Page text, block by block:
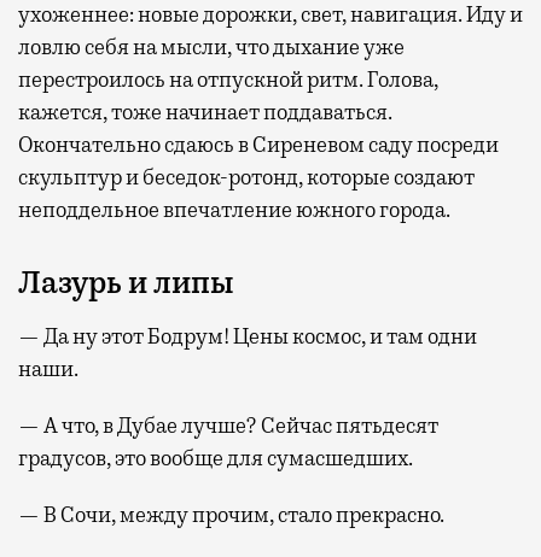
ухоженнее: новые дорожки, свет, навигация. Иду и
ловлю себя на мысли, что дыхание уже
перестроилось на отпускной ритм. Голова,
кажется, тоже начинает поддаваться.
Окончательно сдаюсь в Сиреневом саду посреди
скульптур и беседок-ротонд, которые создают
неподдельное впечатление южного города.
Лазурь и липы
— Да ну этот Бодрум! Цены космос, и там одни
наши.
— А что, в Дубае лучше? Сейчас пятьдесят
градусов, это вообще для сумасшедших.
— В Сочи, между прочим, стало прекрасно.